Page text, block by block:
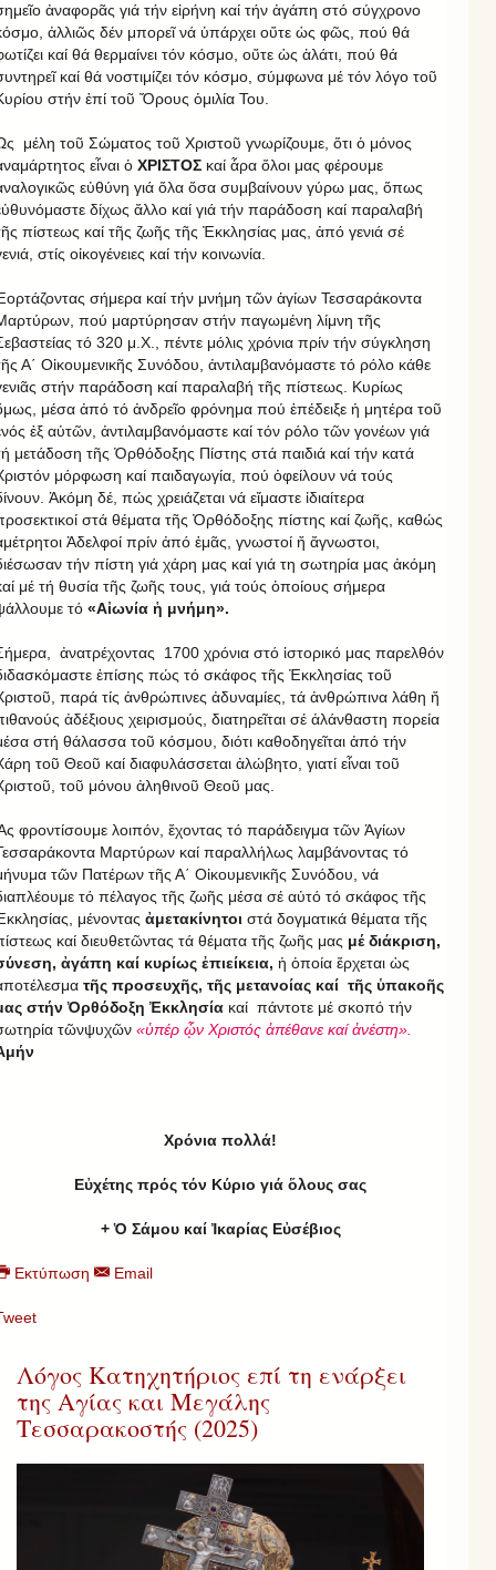
ἀναφορᾶς γιά τήν εἰρήνη καί τήν ἀγάπη στό σύγχρονο
ἀλλιῶς δέν μπορεῖ νά ὑπάρχει οὔτε ὡς φῶς, πού θά
καί θά θερμαίνει τόν κόσμο, οὔτε ὡς ἁλάτι, πού θά
καί θά νοστιμίζει τόν κόσμο, σύμφωνα μέ τόν λόγο τοῦ
στήν ἐπί τοῦ Ὄρους ὁμιλία Του.
μέλη τοῦ Σώματος τοῦ Χριστοῦ γνωρίζουμε, ὅτι ὁ μόνος
εἶναι ὁ ΧΡΙΣΤΟΣ καί ἆρα ὅλοι μας φέρουμε
εὐθύνη γιά ὅλα ὅσα συμβαίνουν γύρω μας, ὅπως
δίχως ἄλλο καί γιά τήν παράδοση καί παραλαβή
πίστεως καί τῆς ζωῆς τῆς Ἐκκλησίας μας, ἀπό γενιά σέ
στίς οἰκογένειες καί τήν κοινωνία.
σήμερα καί τήν μνήμη τῶν ἁγίων Τεσσαράκοντα
πού μαρτύρησαν στήν παγωμένη λίμνη τῆς
τό 320 μ.Χ., πέντε μόλις χρόνια πρίν τήν σύγκληση
Α΄ Οἰκουμενικῆς Συνόδου, ἀντιλαμβανόμαστε τό ρόλο κάθε
στήν παράδοση καί παραλαβή τῆς πίστεως. Κυρίως
μέσα ἀπό τό ἀνδρεῖο φρόνημα πού ἐπέδειξε ἡ μητέρα τοῦ
ἐξ αὐτῶν, ἀντιλαμβανόμαστε καί τόν ρόλο τῶν γονέων γιά
μετάδοση τῆς Ὀρθόδοξης Πίστης στά παιδιά καί τήν κατά
μόρφωση καί παιδαγωγία, πού ὀφείλουν νά τούς
Ἀκόμη δέ, πώς χρειάζεται νά εἴμαστε ἰδιαίτερα
στά θέματα τῆς Ὀρθόδοξης πίστης καί ζωῆς, καθώς
Ἀδελφοί πρίν ἀπό ἐμᾶς, γνωστοί ἤ ἄγνωστοι,
τήν πίστη γιά χάρη μας καί γιά τη σωτηρία μας ἀκόμη
μέ τή θυσία τῆς ζωῆς τους, γιά τούς ὁποίους σήμερα
τό «Αἰωνία ἡ μνήμη».
ἀνατρέχοντας 1700 χρόνια στό ἱστορικό μας παρελθόν
ἐπίσης πώς τό σκάφος τῆς Ἐκκλησίας τοῦ
παρά τίς ἀνθρώπινες ἀδυναμίες, τά ἀνθρώπινα λάθη ἤ
ἀδέξιους χειρισμούς, διατηρεῖται σέ ἀλάνθαστη πορεία
στή θάλασσα τοῦ κόσμου, διότι καθοδηγεῖται ἀπό τήν
τοῦ Θεοῦ καί διαφυλάσσεται ἀλώβητο, γιατί εἶναι τοῦ
τοῦ μόνου ἀληθινοῦ Θεοῦ μας.
φροντίσουμε λοιπόν, ἔχοντας τό παράδειγμα τῶν Ἁγίων
Μαρτύρων καί παραλλήλως λαμβάνοντας τό
τῶν Πατέρων τῆς Α΄ Οἰκουμενικῆς Συνόδου, νά
τό πέλαγος τῆς ζωῆς μέσα σέ αὐτό τό σκάφος τῆς
μένοντας ἀμετακίνητοι στά δογματικά θέματα τῆς
καί διευθετῶντας τά θέματα τῆς ζωῆς μας μέ διάκριση,
ἀγάπη καί κυρίως ἐπιείκεια, ἡ ὁποία ἔρχεται ὡς
τῆς προσευχῆς, τῆς μετανοίας καί τῆς ὑπακοῆς
στήν Ὀρθόδοξη Ἐκκλησία καί πάντοτε μέ σκοπό τήν
τῶνψυχῶν «ὑπέρ ᾧν Χριστός ἀπέθανε καί ἀνέστη».
Χρόνια πολλά!
Εὐχέτης πρός τόν Κύριο γιά ὅλους σας
+ Ὁ Σάμου καί Ἰκαρίας Εὐσέβιος
Εκτύπωση Email
Λόγος Κατηχητήριος επί τη ενάρξει
της Αγίας και Μεγάλης
Τεσσαρακοστής (2025)